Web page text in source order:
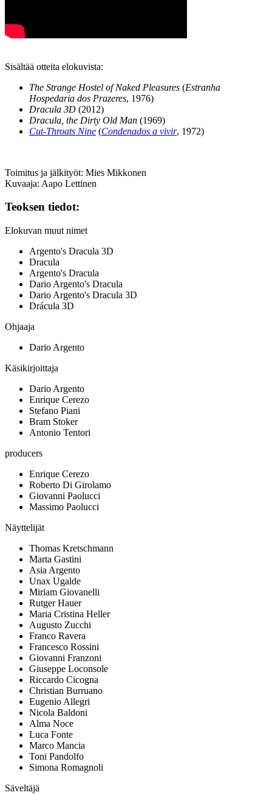
Sisältää otteita elokuvista:
The Strange Hostel of Naked Pleasures (Estranha
Hospedaria dos Prazeres, 1976)
Dracula 3D (2012)
Dracula, the Dirty Old Man (1969)
Cut‑Throats Nine (Condenados a vivir, 1972)
Toimitus ja jälkityöt: Mies Mikkonen
Kuvaaja: Aapo Lettinen
Teoksen tiedot:
Elokuvan muut nimet
Argento's Dracula 3D
Dracula
Argento's Dracula
Dario Argento's Dracula
Dario Argento's Dracula 3D
Drácula 3D
Ohjaaja
Dario Argento
Käsikirjoittaja
Dario Argento
Enrique Cerezo
Stefano Piani
Bram Stoker
Antonio Tentori
producers
Enrique Cerezo
Roberto Di Girolamo
Giovanni Paolucci
Massimo Paolucci
Näyttelijät
Thomas Kretschmann
Marta Gastini
Asia Argento
Unax Ugalde
Miriam Giovanelli
Rutger Hauer
Maria Cristina Heller
Augusto Zucchi
Franco Ravera
Francesco Rossini
Giovanni Franzoni
Giuseppe Loconsole
Riccardo Cicogna
Christian Burruano
Eugenio Allegri
Nicola Baldoni
Alma Noce
Luca Fonte
Marco Mancia
Toni Pandolfo
Simona Romagnoli
Säveltäjä